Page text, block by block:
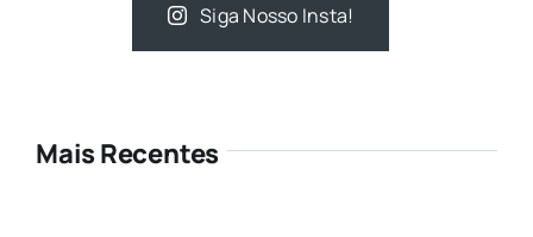
Siga Nosso Insta!
Mais Recentes